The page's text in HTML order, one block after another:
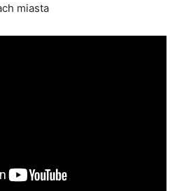
miasta